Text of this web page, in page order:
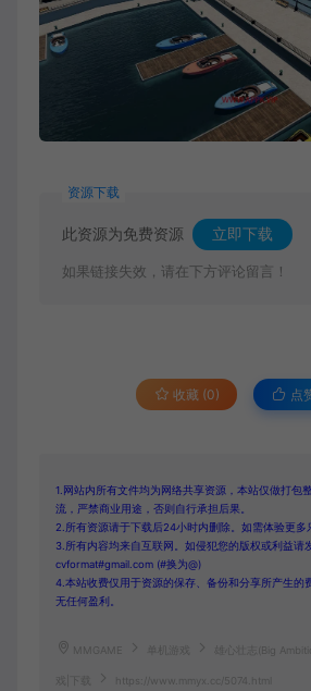
资源下载
此资源为免费资源 立即下载
如果链接失效，请在下方评论留言！
收藏 (0) 点
1.网站内所有文件均为网络共享资源，本站仅做打包
流，严禁商业用途，否则自行承担后果。
2.所有资源请于下载后24小时内删除。如需体验更多
3.所有内容均来自互联网。如侵犯您的版权或利益请
cvformat#gmail.com (#换为@)
4.本站收费仅用于资源的保存、备份和分享所产生的
无任何盈利。
MMGAME 雄心壮志(Big
https://www.mmyx.cc/5074.html